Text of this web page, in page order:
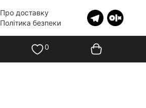
Про доставку
Політика безпеки
0